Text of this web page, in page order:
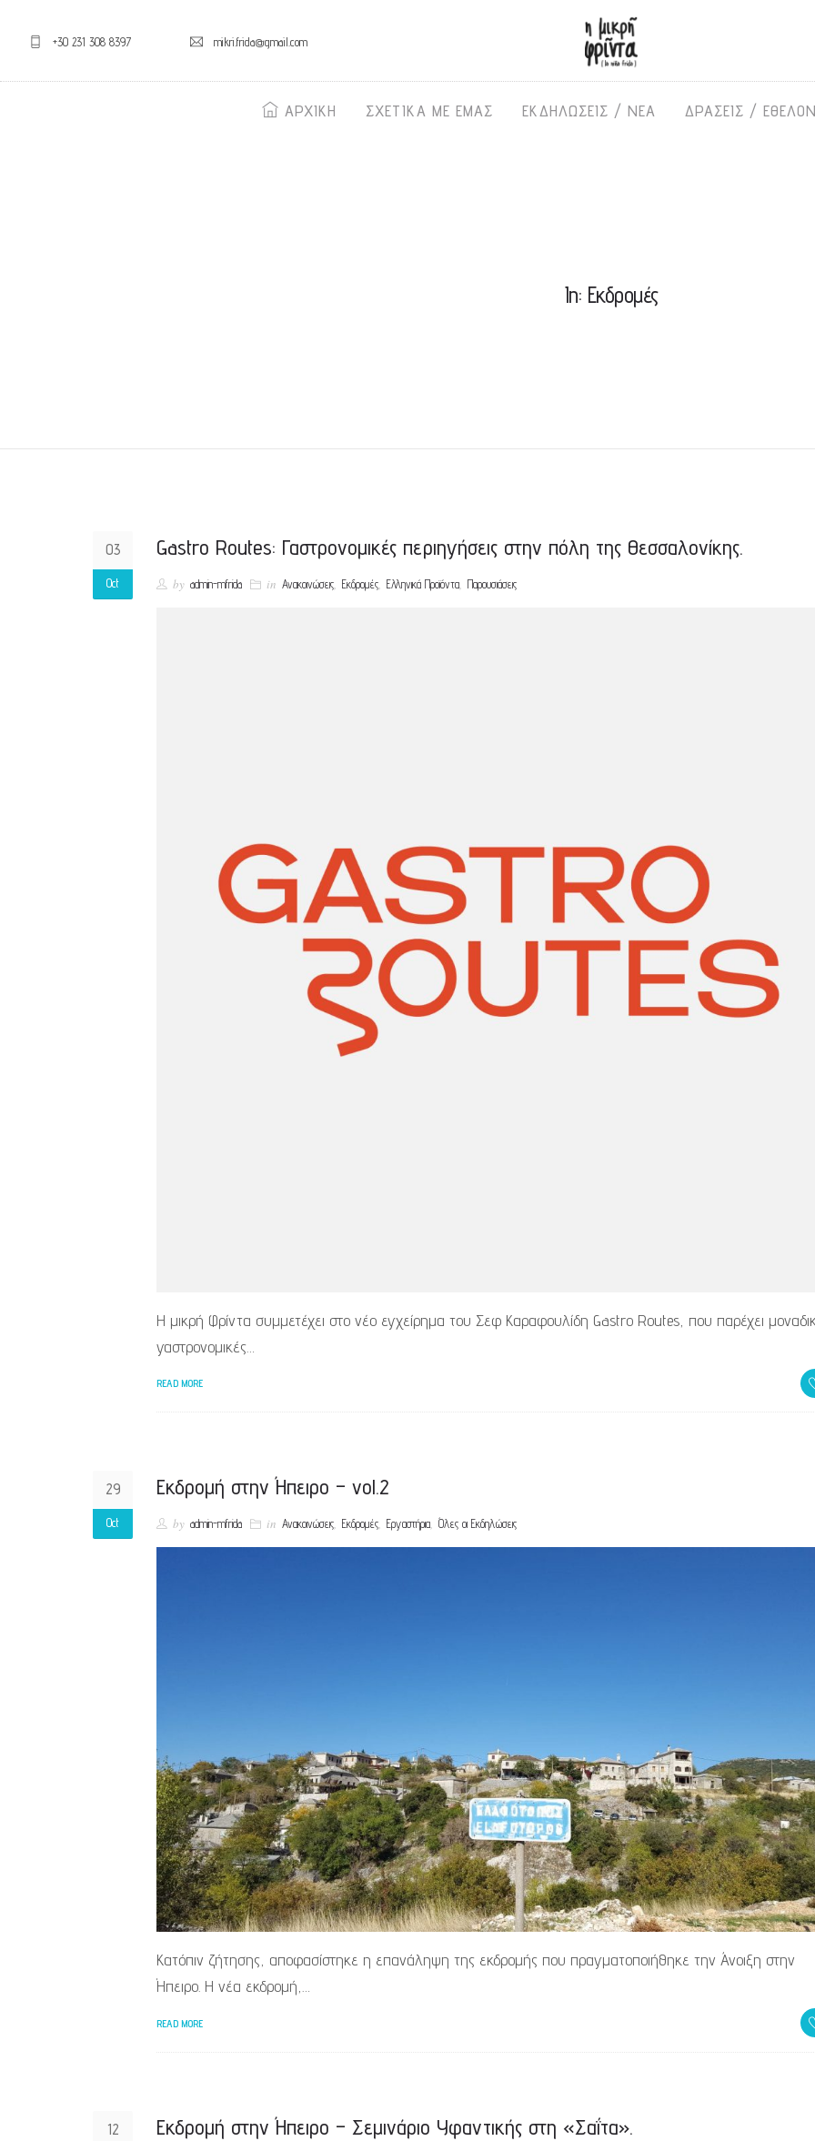
+30 231 308 8397 mikri.frida@gmail.com
ΑΡΧΙΚΗ ΣΧΕΤΙΚΑ ΜΕ ΕΜΑΣ ΕΚΔΗΛΩΣΕΙΣ / ΝΕΑ ΔΡΑΣΕΙΣ /
In: Εκδρομές
03
Oct
Gastro Routes: Γαστρονομικές περιηγήσεις στην πόλη της Θεσσαλονίκης.
by admin-mfrida in Ανακοινώσεις, Εκδρομές, Ελληνικά Προϊόντα, Παρουσιάσεις
Η μικρή Φρίντα συμμετέχει στο νέο εγχείρημα του Σεφ Καραφουλίδη Gastro Routes, που παρέχει
γαστρονομικές…
READ MORE
29
Oct
Εκδρομή στην Ήπειρο – vol.2
by admin-mfrida in Ανακοινώσεις, Εκδρομές, Εργαστήρια, Όλες οι Εκδηλώσεις
Κατόπιν ζήτησης, αποφασίστηκε η επανάληψη της εκδρομής που πραγματοποιήθηκε την Άνοιξη στην
Ήπειρο. Η νέα εκδρομή,…
READ MORE
12 Εκδρομή στην Ήπειρο – Σεμινάριο Υφαντικής στη «Σαΐτα».